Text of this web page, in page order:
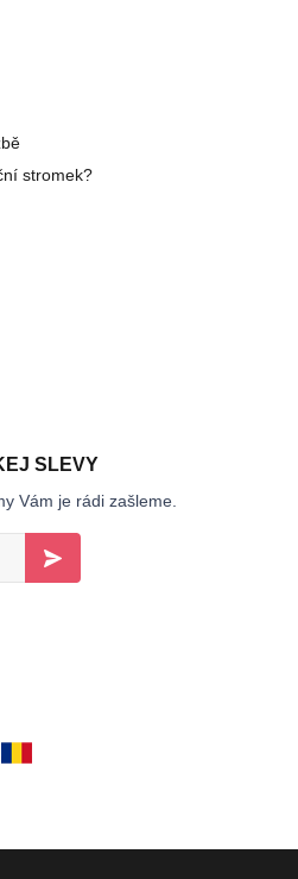
stromek?
SLEVY
Vám je rádi zašleme.